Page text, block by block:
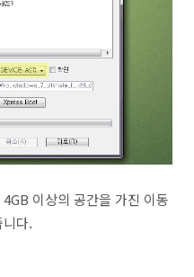
이상의 공간을 가진 이동
다.